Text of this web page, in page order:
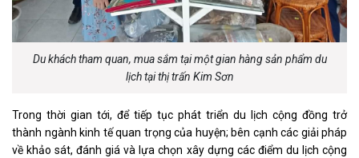
Du khách tham quan, mua sắm tại một gian hàng sản phẩm du
lịch tại thị trấn Kim Sơn
Trong thời gian tới, để tiếp tục phát triển du lịch cộng đồng trở
thành ngành kinh tế quan trọng của huyện; bên cạnh các giải pháp
về khảo sát, đánh giá và lựa chọn xây dựng các điểm du lịch cộng